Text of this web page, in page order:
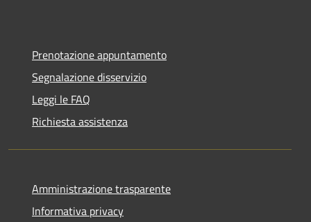
Prenotazione appuntamento
Segnalazione disservizio
Leggi le FAQ
Richiesta assistenza
Amministrazione trasparente
Informativa privacy